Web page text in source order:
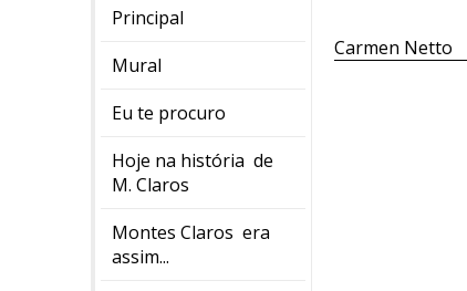
Principal
Mural
Eu te procuro
Hoje na história de
M. Claros
Montes Claros era
assim...
Carmen Netto